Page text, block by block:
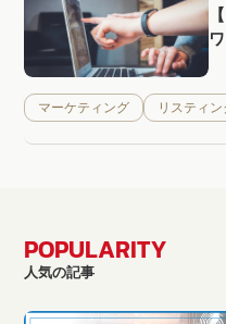
マーケティング リスティ
POPULARITY
人気の記事